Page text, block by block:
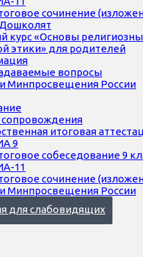
сочинение
курс «Основы
этики» для родителей
вопросы
Минпросвещения России
итоговая
9
собеседование 9
11
сочинение
Минпросвещения России
для слабовидящих